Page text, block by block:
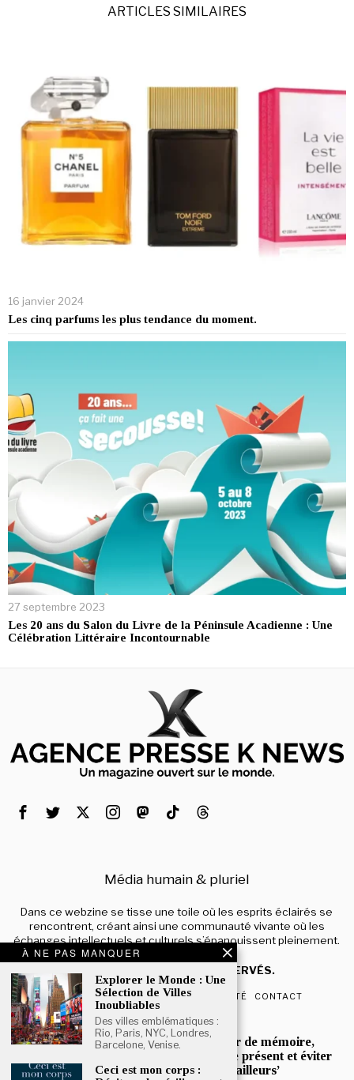
ARTICLES SIMILAIRES
16 janvier 2024
Les cinq parfums les plus tendance du moment.
27 septembre 2023
Les 20 ans du Salon du Livre de la Péninsule Acadienne : Une
Célébration Littéraire Incontournable
Média humain & pluriel
Dans ce webzine se tisse une toile où les esprits éclairés se
rencontrent, créant ainsi une communauté vivante où les
échanges intellectuels et culturels s’épanouissent pleinement.
© 2024 – TOUS DROITS RÉSERVÉS.
QUI SOMMES-NOUS CONFIDENTIALITÉ CONTACT
POPULAIRE
Mona Jafarian :’Un devoir de mémoire,
pour mieux comprendre le présent et éviter
que l’histoire ne se répète ailleurs’
À NE PAS MANQUER
Explorer le Monde : Une
Sélection de Villes
Inoubliables
Des villes emblématiques :
Rio, Paris, NYC, Londres,
Barcelone, Venise.
Ceci est mon corps :